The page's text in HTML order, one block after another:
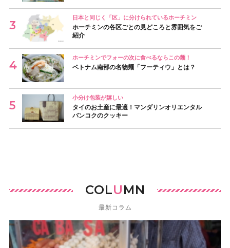
日本と同じく「区」に分けられているホーチミン
ホーチミンの各区ごとの見どころと雰囲気をご
紹介
ホーチミンでフォーの次に食べるならこの麺！
ベトナム南部の名物麺「フーティウ」とは？
小分け包装が嬉しい
タイのお土産に最適！マンダリンオリエンタル
バンコクのクッキー
COLUMN
最新コラム